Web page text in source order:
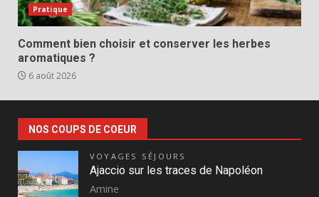
Pratique
Comment bien choisir et conserver les herbes
aromatiques ?
6 août 2026
NOS COUPS DE COEUR
VOYAGES SÉJOURS
Ajaccio sur les traces de Napoléon
Amine